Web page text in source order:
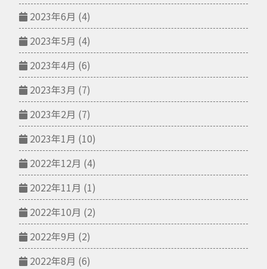
2023年6月 (4)
2023年5月 (4)
2023年4月 (6)
2023年3月 (7)
2023年2月 (7)
2023年1月 (10)
2022年12月 (4)
2022年11月 (1)
2022年10月 (2)
2022年9月 (2)
2022年8月 (6)